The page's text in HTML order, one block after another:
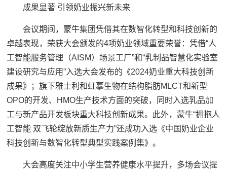
成果显著 引领奶业振兴新未来
会议期间，蒙牛集团凭借其在数智化转型和科技创新的
卓越表现，荣获大会颁发的4项奶业领域重要荣誉：凭借“人
工智能服务管理（AISM）场景工厂”和“乳制品智慧化实验室
建设研究与应用”入选大会发布的《2024奶业重大科技创新
成果》；旗下雅士利和虹摹生物在结构脂肪MLCT和新型
OPO的开发、HMO生产技术方面的突破，同时入选乳品加
工与新产品开发板块重大科技创新成果。此外，蒙牛“拥抱人
工智能 双飞轮绽放新质生产力”还成功入选《中国奶业企业
科技创新与数智化转型典型实践案例集》。
大会高度关注中小学生营养健康水平提升，多场会议提